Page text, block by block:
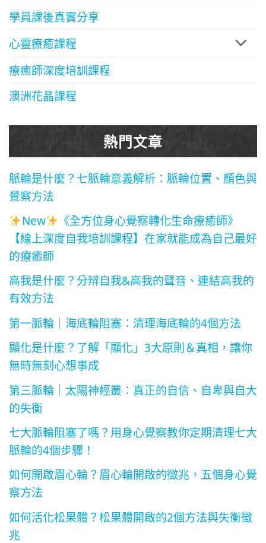
學員課後真實分享
心靈療癒課程
療癒師深度培訓課程
澳洲花晶課程
熱門文章
脈輪是什麼？七脈輪意義解析：脈輪位置、顏色與
覺察方法
New
《全方位身心覺察轉化生命療癒師》
【線上深度自我培訓課程】在家就能成為自己最好
的療癒師
高我是什麼？分辨自我&高我的聲音、連結高我的
有效方法
第一脈輪｜海底輪阻塞：清理海底輪的4個方法
顯化是什麼？了解「顯化」3大原則＆真相，讓你
無時無刻心想事成
第三脈輪｜太陽神經叢：真正的自信、自卑與自大
的失衡
七大脈輪阻塞了嗎？用身心覺察教你定期清理七大
脈輪的4個步驟！
如何開啟眉心輪？眉心輪開啟的徵兆，五個身心覺
察方法
如何活化松果體？松果體開啟的2個方法與失衡徵
兆